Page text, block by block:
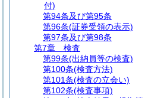
付)
第94条及び第95条
第96条(証券受領の表示)
第97条及び第98条
第7章
検査
第99条(出納員等の検査)
第100条(検査方法)
第101条(検査の立会い)
第102条(検査事項)